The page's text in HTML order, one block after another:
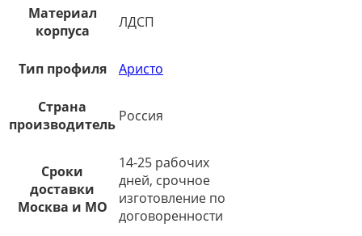
Материал
корпуса
ЛДСП
Тип профиля Аристо
Страна
производитель Россия
Сроки
доставки
Москва и МО
14-25 рабочих
дней, срочное
изготовление по
договоренности